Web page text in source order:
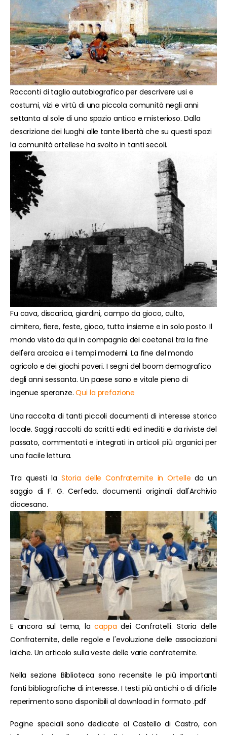
Racconti di taglio autobiografico per descrivere usi e
costumi, vizi e virtù di una piccola comunità negli anni
settanta al sole di uno spazio antico e misterioso. Dalla
descrizione dei luoghi alle tante libertà che su questi spazi
la comunità ortellese ha svolto in tanti secoli.
Fu cava, discarica, giardini, campo da gioco, culto,
cimitero, fiere, feste, gioco, tutto insieme e in solo posto. Il
mondo visto da qui in compagnia dei coetanei tra la fine
dell'era arcaica e i tempi moderni. La fine del mondo
agricolo e dei giochi poveri. I segni del boom demografico
degli anni sessanta. Un paese sano e vitale pieno di
ingenue speranze.Qui la prefazione
Una raccolta di tanti piccoli documenti di interesse storico
locale. Saggi raccolti da scritti editi ed inediti e da riviste del
passato, commentati e integrati in articoli più organici per
una facile lettura.
Tra questi la Storia delle Confraternite in Ortelle da un
saggio di F. G. Cerfeda. documenti originali dall'Archivio
diocesano.
E ancora sul tema, lacappa dei Confratelli. Storia delle
Confraternite, delle regole e l'evoluzione delle associazioni
laiche. Un articolo sulla veste delle varie confraternite.
Nella sezione Biblioteca sono recensite le più importanti
fonti bibliografiche di interesse. I testi più antichi o di dificile
reperimento sono disponibili al download in formato .pdf
Pagine speciali sono dedicate al Castello di Castro, con